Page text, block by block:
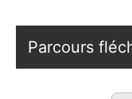
Parcours